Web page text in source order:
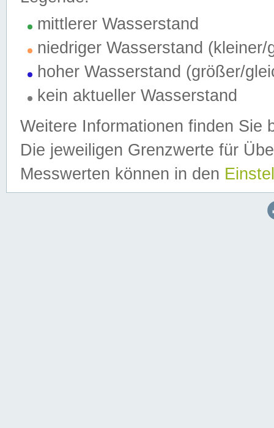
mittlerer Wasserstand
niedriger Wasserstand (kleiner/
hoher Wasserstand (größer/
kein aktueller Wasserstand
Weitere Informationen finden Sie
Die jeweiligen Grenzwerte für
Messwerten können in den